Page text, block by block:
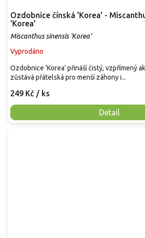
Ozdobnice čínská 'Korea' -
'Korea'
Miscanthus sinensis 'Korea'
Vyprodáno
249 Kč / ks
Detail
Ozdobnice ‘Korea’ přináší čistý, vzpřímený
zůstává přátelská pro menší záhony i...